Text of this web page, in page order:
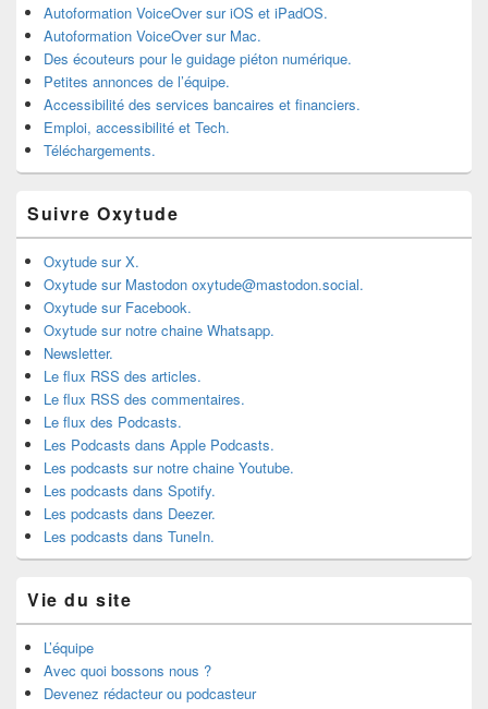
Autoformation VoiceOver sur iOS et iPadOS.
Autoformation VoiceOver sur Mac.
Des écouteurs pour le guidage piéton numérique.
Petites annonces de l’équipe.
Accessibilité des services bancaires et financiers.
Emploi, accessibilité et Tech.
Téléchargements.
Suivre Oxytude
Oxytude sur X.
Oxytude sur Mastodon oxytude@mastodon.social.
Oxytude sur Facebook.
Oxytude sur notre chaine Whatsapp.
Newsletter.
Le flux RSS des articles.
Le flux RSS des commentaires.
Le flux des Podcasts.
Les Podcasts dans Apple Podcasts.
Les podcasts sur notre chaine Youtube.
Les podcasts dans Spotify.
Les podcasts dans Deezer.
Les podcasts dans TuneIn.
Vie du site
L’équipe
Avec quoi bossons nous ?
Devenez rédacteur ou podcasteur